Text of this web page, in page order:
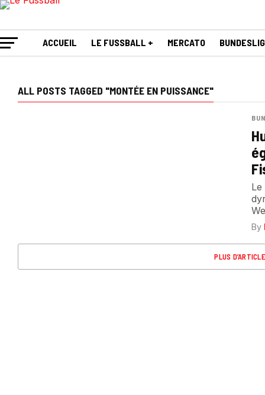
ACCUEIL LE FUSSBALL + MERCATO
ALL POSTS TAGGED "MONTÉE EN PUISSANCE"
By
PLUS